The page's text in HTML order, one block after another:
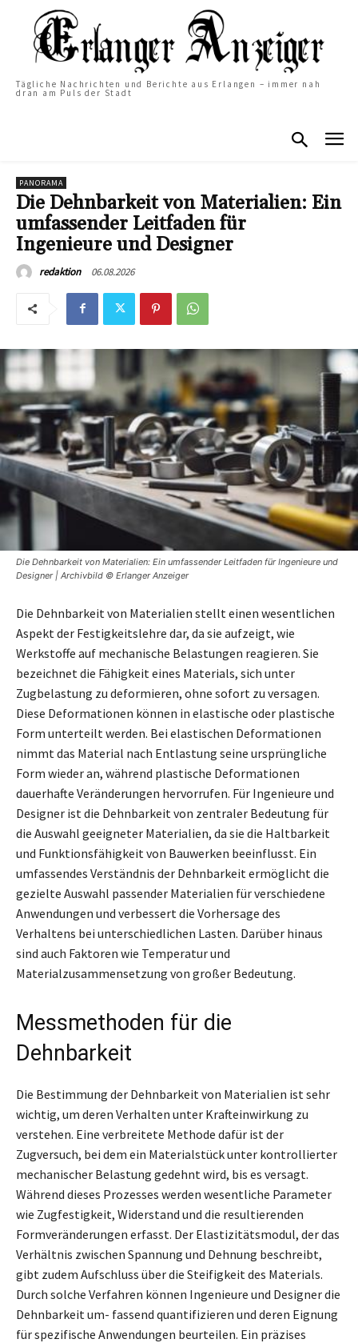
Tägliche Nachrichten und Berichte aus Erlangen – immer nah
dran am Puls der Stadt
PANORAMA
Die Dehnbarkeit von Materialien: Ein
umfassender Leitfaden für
Ingenieure und Designer
redaktion 06.08.2026
Die Dehnbarkeit von Materialien: Ein umfassender Leitfaden für Ingenieure und
Designer | Archivbild © Erlanger Anzeiger
Die Dehnbarkeit von Materialien stellt einen wesentlichen
Aspekt der Festigkeitslehre dar, da sie aufzeigt, wie
Werkstoffe auf mechanische Belastungen reagieren. Sie
bezeichnet die Fähigkeit eines Materials, sich unter
Zugbelastung zu deformieren, ohne sofort zu versagen.
Diese Deformationen können in elastische oder plastische
Form unterteilt werden. Bei elastischen Deformationen
nimmt das Material nach Entlastung seine ursprüngliche
Form wieder an, während plastische Deformationen
dauerhafte Veränderungen hervorrufen. Für Ingenieure und
Designer ist die Dehnbarkeit von zentraler Bedeutung für
die Auswahl geeigneter Materialien, da sie die Haltbarkeit
und Funktionsfähigkeit von Bauwerken beeinflusst. Ein
umfassendes Verständnis der Dehnbarkeit ermöglicht die
gezielte Auswahl passender Materialien für verschiedene
Anwendungen und verbessert die Vorhersage des
Verhaltens bei unterschiedlichen Lasten. Darüber hinaus
sind auch Faktoren wie Temperatur und
Materialzusammensetzung von großer Bedeutung.
Messmethoden für die
Dehnbarkeit
Die Bestimmung der Dehnbarkeit von Materialien ist sehr
wichtig, um deren Verhalten unter Krafteinwirkung zu
verstehen. Eine verbreitete Methode dafür ist der
Zugversuch, bei dem ein Materialstück unter kontrollierter
mechanischer Belastung gedehnt wird, bis es versagt.
Während dieses Prozesses werden wesentliche Parameter
wie Zugfestigkeit, Widerstand und die resultierenden
Formveränderungen erfasst. Der Elastizitätsmodul, der das
Verhältnis zwischen Spannung und Dehnung beschreibt,
gibt zudem Aufschluss über die Steifigkeit des Materials.
Durch solche Verfahren können Ingenieure und Designer die
Dehnbarkeit um- fassend quantifizieren und deren Eignung
für spezifische Anwendungen beurteilen. Ein präzises